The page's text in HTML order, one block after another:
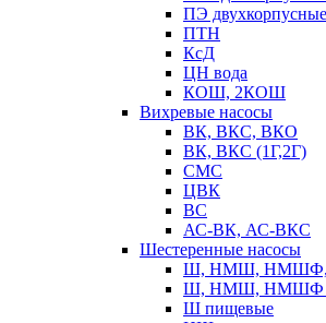
ПЭ двухкорпусные
ПТН
КсД
ЦН вода
КОШ, 2КОШ
Вихревые насосы
ВК, ВКС, ВКО
ВК, ВКС (1Г,2Г)
СМС
ЦВК
ВС
АС-ВК, АС-ВКС
Шестеренные насосы
Ш, НМШ, НМШФ,
Ш, НМШ, НМШФ
Ш пищевые